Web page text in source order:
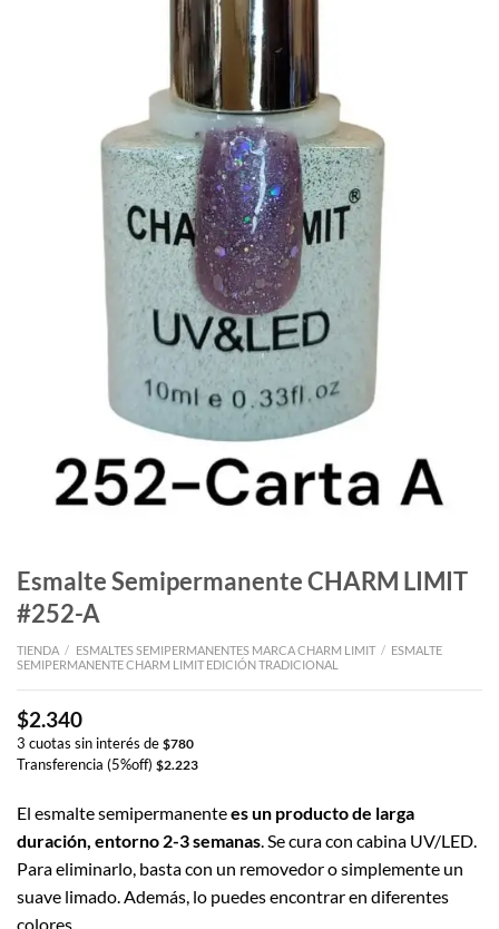
Esmalte Semipermanente CHARM LIMIT
#252-A
TIENDA / ESMALTES SEMIPERMANENTES MARCA CHARM LIMIT / ESMALTE
SEMIPERMANENTE CHARM LIMIT EDICIÓN TRADICIONAL
$2.340
3 cuotas sin interés de $780
Transferencia (5%off) $2.223
El esmalte semipermanentees un producto de larga
duración, entorno 2-3 semanas. Se cura con cabina UV/LED.
Para eliminarlo, basta con un removedor o simplemente un
suave limado. Además, lo puedes encontrar en diferentes
colores.